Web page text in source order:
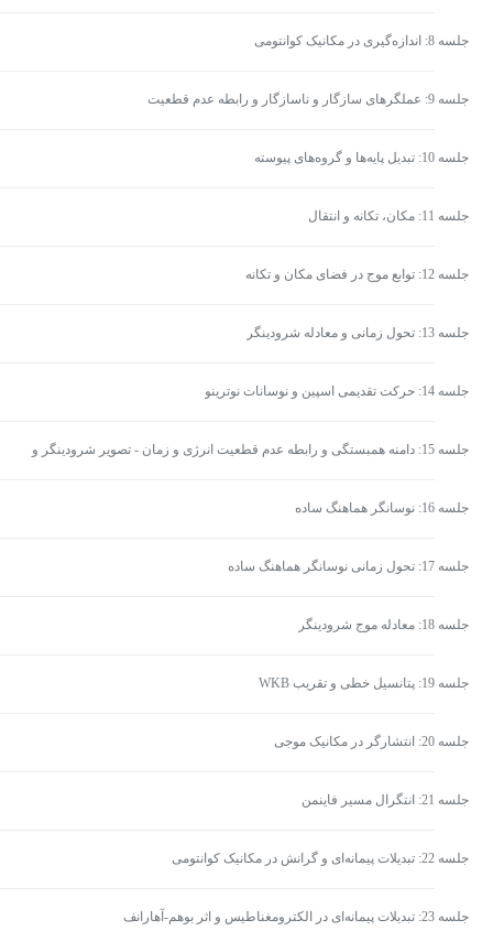
جلسه 8: اندازه‌گیری در مکانیک کوانتومی
جلسه 9: عملگرهای سازگار و ناسازگار و رابطه عدم قطعیت
جلسه 10: تبدیل پایه‌ها و گروه‌های پیوسته
جلسه 11: مکان، تکانه و انتقال
جلسه 12: توابع موج در فضای مکان و تکانه
جلسه 13: تحول زمانی و معادله شرودینگر
جلسه 14: حرکت تقدیمی اسپین و نوسانات نوترینو
جلسه 15: دامنه همبستگی و رابطه عدم قطعیت انرژی و زمان - تصویر شرودینگر و
جلسه 16: نوسانگر هماهنگ ساده
جلسه 17: تحول زمانی نوسانگر هماهنگ ساده
جلسه 18: معادله موج شرودینگر
جلسه 19: پتانسیل خطی و تقریب WKB
جلسه 20: انتشارگر در مکانیک موجی
جلسه 21: انتگرال مسیر فاینمن
جلسه 22: تبدیلات پیمانه‌ای و گرانش در مکانیک کوانتومی
جلسه 23: تبدیلات پیمانه‌ای در الکترومغناطیس و اثر بوهم-آهارانف